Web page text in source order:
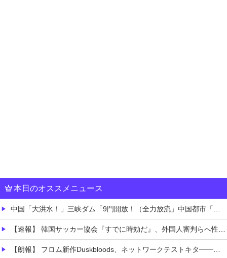
本日のオススメニュース
中国「大洪水！」三峡ダム「9門開放！（全力放流」中国都市「三峡沿線の道路水没」中国政府「高速道路封鎖！」中国ダム「緊急放流に合わせて開門（土砂崩れ発生」→
【速報】 韓国サッカー協会『すでに時効だ』、外国人審判らへ性的接待疑惑→ロンドン五輪は銅メダルはく奪の可能性「審判の国籍は日本、UAE、イラン」
【朗報】 フロム新作Duskbloods、ネットワークテストキタ━━━━(゜∀゜)━━━━!!